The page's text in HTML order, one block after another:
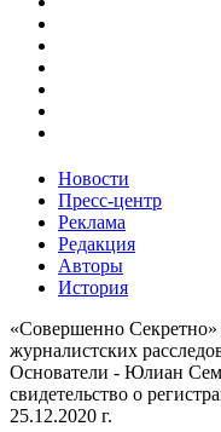
Новости
Пресс-центр
Реклама
Редакция
Авторы
История
«Совершенно
журналистских
Основатели - Юлиан
свидетельство о
25.12.2020 г.